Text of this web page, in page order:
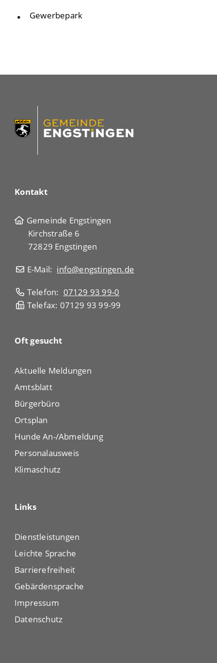
Gewerbepark
Kontakt
Gemeinde Engstingen
Kirchstraße 6
72829 Engstingen
E-Mail: info@engstingen.de
Telefon: 07129 93 99-0
Telefax: 07129 93 99-99
Oft gesucht
Aktuelle Meldungen
Amtsblatt
Bürgerbüro
Ortsplan
Hunde An-/Abmeldung
Personalausweis
Klimaschutz
Links
Dienstleistungen
Leichte Sprache
Barrierefreiheit
Gebärdensprache
Impressum
Datenschutz